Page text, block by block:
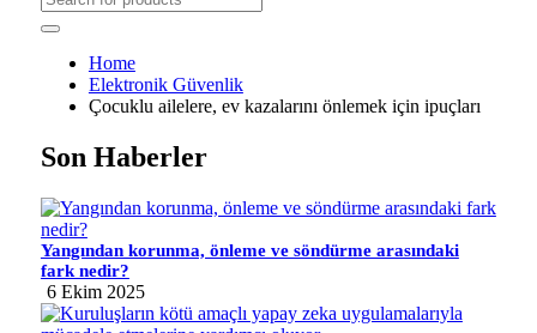
Home
Elektronik Güvenlik
Çocuklu ailelere, ev kazalarını önlemek için ipuçları
Son Haberler
Yangından korunma, önleme ve söndürme arasındaki
fark nedir?
6 Ekim 2025